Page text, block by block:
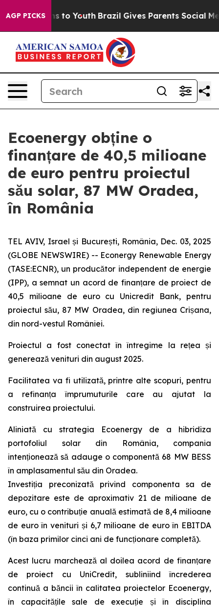
AGP PICKS
Harms to Youth Brazil Gives Parents Social
Ecoenergy obține o
finanțare de 40,5 milioane
de euro pentru proiectul
său solar, 87 MW Oradea,
în România
TEL AVIV, Israel și București, România, Dec. 03, 2025
(GLOBE NEWSWIRE) -- Econergy Renewable Energy
(TASE:ECNR), un producător independent de energie
(IPP), a semnat un acord de finanțare de proiect de
40,5 milioane de euro cu Unicredit Bank, pentru
proiectul său, 87 MW Oradea, din regiunea Crișana,
din nord-vestul României.
Proiectul a fost conectat în întregime la rețea și
generează venituri din august 2025.
Facilitatea va fi utilizată, printre alte scopuri, pentru
a refinanța împrumuturile care au ajutat la
construirea proiectului.
Aliniată cu strategia Ecoenergy de a hibridiza
portofoliul solar din România, compania
intenționează să adauge o componentă 68 MW BESS
în amplasamentul său din Oradea.
Investiția preconizată privind componenta sa de
depozitare este de aproximativ 21 de milioane de
euro, cu o contribuție anuală estimată de 8,4 milioane
de euro în venituri și 6,7 milioane de euro în EBITDA
(în baza primilor cinci ani de funcționare completă).
Acest lucru marchează al doilea acord de finanțare
de proiect cu UniCredit, subliniind încrederea
continuă a băncii în calitatea proiectelor Ecoenergy,
în capacitățile sale de execuție și în disciplina